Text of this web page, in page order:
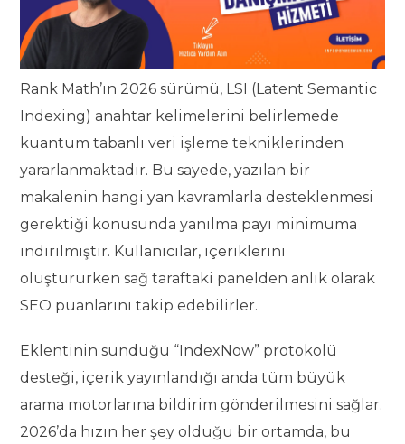
Rank Math’ın 2026 sürümü, LSI (Latent Semantic
Indexing) anahtar kelimelerini belirlemede
kuantum tabanlı veri işleme tekniklerinden
yararlanmaktadır. Bu sayede, yazılan bir
makalenin hangi yan kavramlarla desteklenmesi
gerektiği konusunda yanılma payı minimuma
indirilmiştir. Kullanıcılar, içeriklerini
oluştururken sağ taraftaki panelden anlık olarak
SEO puanlarını takip edebilirler.
Eklentinin sunduğu “IndexNow” protokolü
desteği, içerik yayınlandığı anda tüm büyük
arama motorlarına bildirim gönderilmesini sağlar.
2026’da hızın her şey olduğu bir ortamda, bu